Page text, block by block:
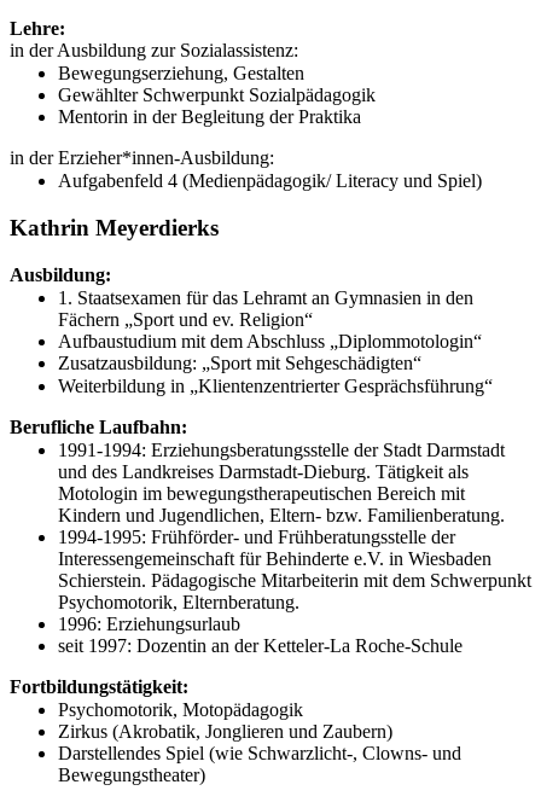
Lehre:
in der Ausbildung zur Sozialassistenz:
Bewegungserziehung, Gestalten
Gewählter Schwerpunkt Sozialpädagogik
Mentorin in der Begleitung der Praktika
in der Erzieher*innen-Ausbildung:
Aufgabenfeld 4 (Medienpädagogik/ Literacy und Spiel)
Kathrin Meyerdierks
Ausbildung:
1. Staatsexamen für das Lehramt an Gymnasien in den
Fächern „Sport und ev. Religion“
Aufbaustudium mit dem Abschluss „Diplommotologin“
Zusatzausbildung: „Sport mit Sehgeschädigten“
Weiterbildung in „Klientenzentrierter Gesprächsführung“
Berufliche Laufbahn:
1991-1994: Erziehungsberatungsstelle der Stadt Darmstadt
und des Landkreises Darmstadt-Dieburg. Tätigkeit als
Motologin im bewegungstherapeutischen Bereich mit
Kindern und Jugendlichen, Eltern- bzw. Familienberatung.
1994-1995: Frühförder- und Frühberatungsstelle der
Interessengemeinschaft für Behinderte e.V. in Wiesbaden
Schierstein. Pädagogische Mitarbeiterin mit dem Schwerpunkt
Psychomotorik, Elternberatung.
1996: Erziehungsurlaub
seit 1997: Dozentin an der Ketteler-La Roche-Schule
Fortbildungstätigkeit:
Psychomotorik, Motopädagogik
Zirkus (Akrobatik, Jonglieren und Zaubern)
Darstellendes Spiel (wie Schwarzlicht-, Clowns- und
Bewegungstheater)